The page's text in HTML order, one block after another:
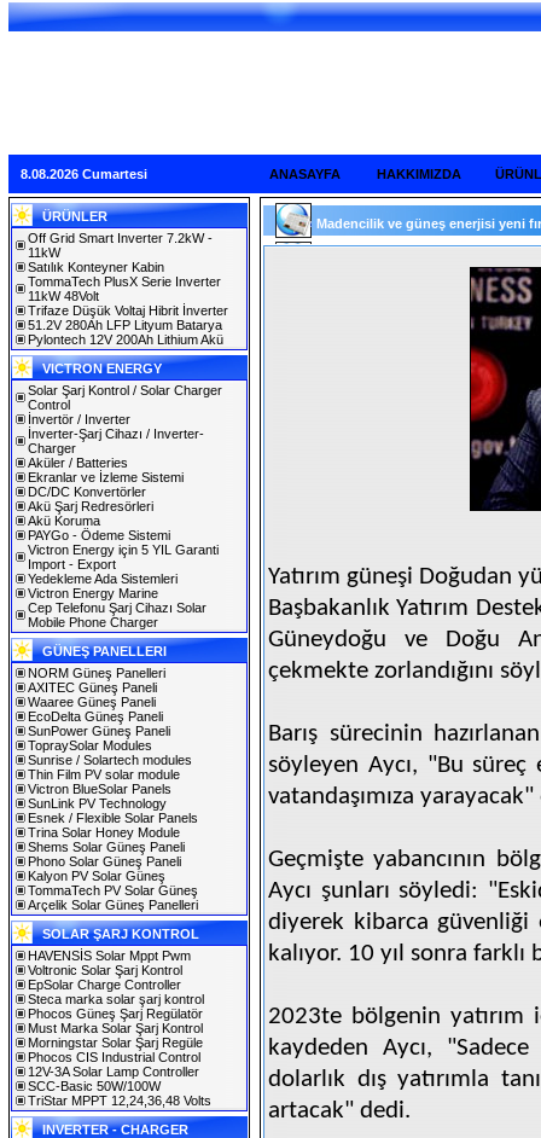
8.08.2026 Cumartesi ANASAYFA HAKKIMIZDA
ÜRÜNLER
Off Grid Smart Inverter 7.2kW -
11kW
Satılık Konteyner Kabin
TommaTech PlusX Serie Inverter
11kW 48Volt
Trifaze Düşük Voltaj Hibrit İnverter
51.2V 280Ah LFP Lityum Batarya
Pylontech 12V 200Ah Lithium Akü
VICTRON ENERGY
Solar Şarj Kontrol / Solar Charger
Control
İnvertör / Inverter
İnverter-Şarj Cihazı / Inverter-
Charger
Aküler / Batteries
Ekranlar ve İzleme Sistemi
DC/DC Konvertörler
Akü Şarj Redresörleri
Akü Koruma
PAYGo - Ödeme Sistemi
Victron Energy için 5 YIL Garanti
Import - Export
Yedekleme Ada Sistemleri
Victron Energy Marine
Cep Telefonu Şarj Cihazı Solar
Mobile Phone Charger
GÜNEŞ PANELLERI
NORM Güneş Panelleri
AXITEC Güneş Paneli
Waaree Güneş Paneli
EcoDelta Güneş Paneli
SunPower Güneş Paneli
TopraySolar Modules
Sunrise / Solartech modules
Thin Film PV solar module
Victron BlueSolar Panels
SunLink PV Technology
Esnek / Flexible Solar Panels
Trina Solar Honey Module
Shems Solar Güneş Paneli
Phono Solar Güneş Paneli
Kalyon PV Solar Güneş
TommaTech PV Solar Güneş
Arçelik Solar Güneş Panelleri
SOLAR ŞARJ KONTROL
HAVENSİS Solar Mppt Pwm
Voltronic Solar Şarj Kontrol
EpSolar Charge Controller
Steca marka solar şarj kontrol
Phocos Güneş Şarj Regülatör
Must Marka Solar Şarj Kontrol
Morningstar Solar Şarj Regüle
Phocos CIS Industrial Control
12V-3A Solar Lamp Controller
SCC-Basic 50W/100W
TriStar MPPT 12,24,36,48 Volts
INVERTER - CHARGER
Madencilik ve güneş enerjisi yeni
Yatırım güneşi Doğudan
Başbakanlık Yatırım
Güneydoğu ve Doğu
çekmekte zorlandığını
Barış sürecinin
söyleyen Aycı, "Bu
vatandaşımıza
Geçmişte yabancının
Aycı şunları söyledi:
diyerek kibarca güvenliği
kalıyor. 10 yıl sonra
2023te bölgenin yatırım
kaydeden Aycı,
dolarlık dış yatırımla
artacak" dedi.